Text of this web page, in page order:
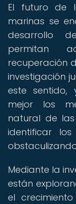
El futuro de
marinas se
desarrollo
permitan
recuperación
investigación
este sentido,
mejor los
natural de
identificar
Mediante la
están
el